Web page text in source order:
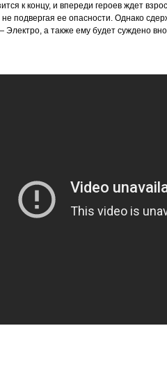
к концу, и впереди героев ждет
подвергая ее опасности. Однако
а также ему будет суждено